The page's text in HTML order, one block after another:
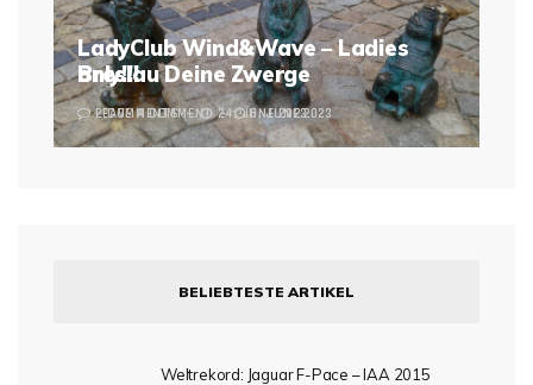
Breslau Deine Zwerge
2 COMMENTS 24. JUNE 2023
LadyClub Wind&Wave – Ladies
only!!!
LEAVE A COMMENT 6. JUNE 2023
BELIEBTESTE ARTIKEL
Weltrekord: Jaguar F-Pace – IAA 2015